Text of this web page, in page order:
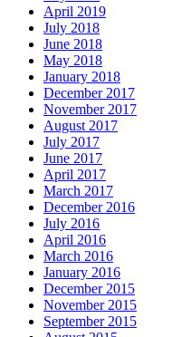
April 2019
July 2018
June 2018
May 2018
January 2018
December 2017
November 2017
August 2017
July 2017
June 2017
April 2017
March 2017
December 2016
July 2016
April 2016
March 2016
January 2016
December 2015
November 2015
September 2015